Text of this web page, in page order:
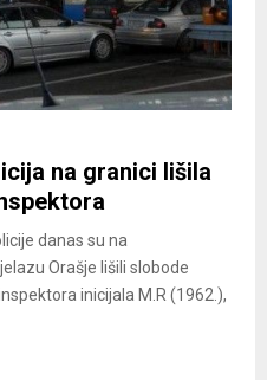
na granici lišila
danas su na
Orašje lišili slobode
inicijala M.R (1962.),